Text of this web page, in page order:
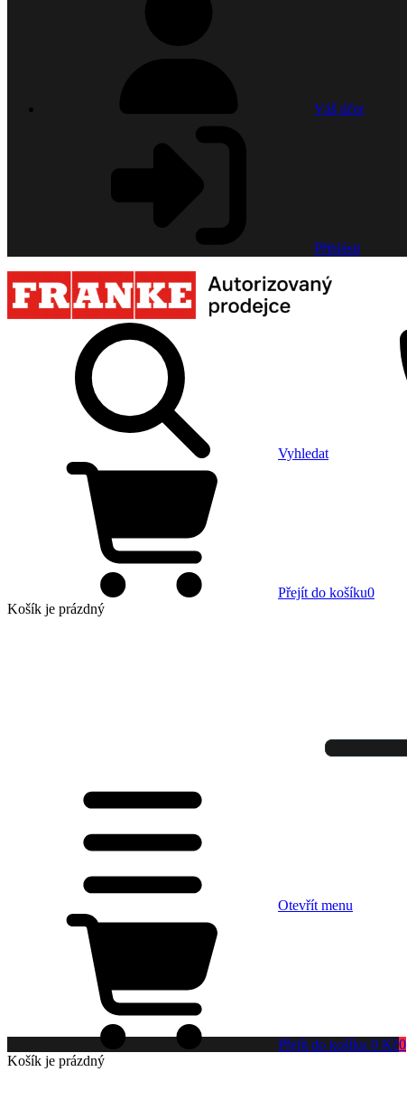
Váš účet
Přihlásit
Vyhledat
Přejít do košíku0
Košík je prázdný
Otevřít menu
Přejít do košíku 0 Kč0
Košík je prázdný